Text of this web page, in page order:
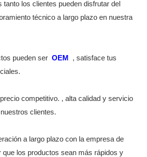
tanto los clientes pueden disfrutar del
técnico a largo plazo en nuestra
pueden ser OEM
, satisface tus
competitivo. , alta calidad y servicio
clientes.
a largo plazo con la empresa de
que los productos sean más rápidos y